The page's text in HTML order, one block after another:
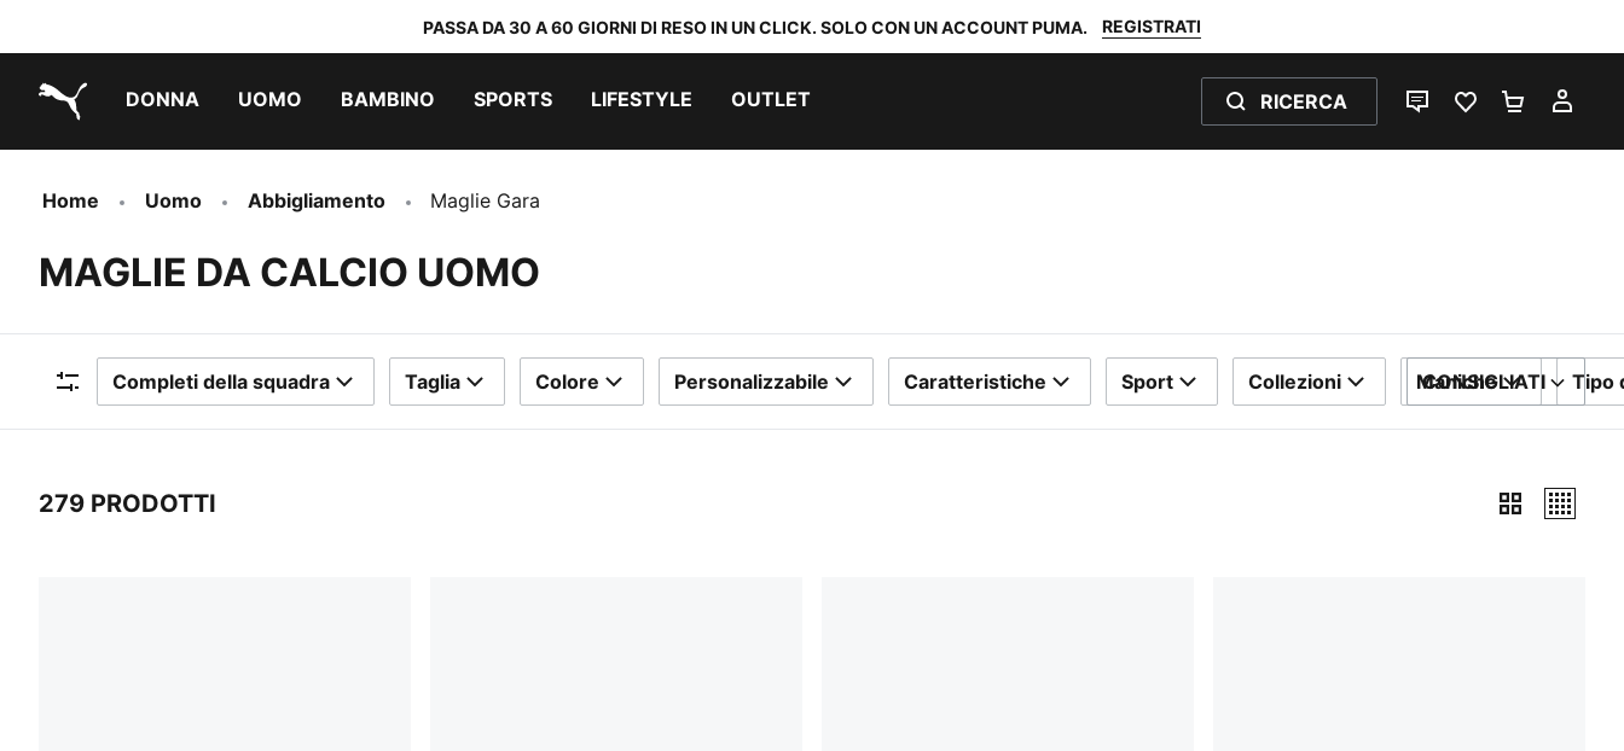
PASSA DA 30 A 60 GIORNI DI RESO IN UN CLICK. SOLO CON UN ACCOUNT PUMA. REGISTRATI
DONNA UOMO BAMBINO SPORTS LIFESTYLE OUTLET RICERCA
CHAT PREFERITI 0
Home Uomo Abbigliamento Maglie Gara
MAGLIE DA CALCIO UOMO
Completi della squadra Taglia Colore Personalizzabile Caratteristiche Sport Collezioni Maniche Tipo
ORDINA PER
CONSIGLIATI
279 PRODOTTI